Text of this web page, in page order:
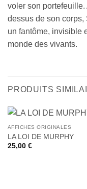
voler son portefeuille.
dessus de son corps,
un fantôme, invisible
monde des vivants.
PRODUITS
AFFICHES ORIGINALES
LA LOI DE MURPHY
25,00 €